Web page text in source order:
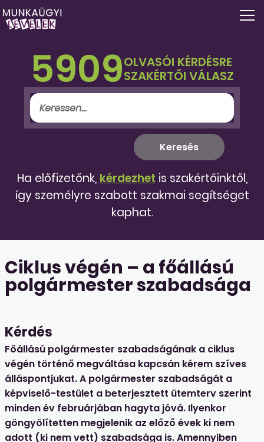
5909OLVASÓI KÉRDÉSRE
SZAKÉRTŐI VÁLASZ
Ha előfizetőnk, kérdezhet is szakértőinktől,
így személyre szabott szakmai segítséget
kaphat.
Ciklus végén – a főállású
polgármester szabadsága
Kérdés
Főállású polgármester szabadságának a ciklus
végén történő megváltása kapcsán kérem szíves
álláspontjukat. A polgármester szabadságát a
képviselő-testület a beterjesztett ütemterv szerint
minden év februárjában hagyta jóvá. Ilyenkor
göngyölítetten megjelenik az előző évek ki nem
adott (ki nem vett) szabadsága is. Amennyiben